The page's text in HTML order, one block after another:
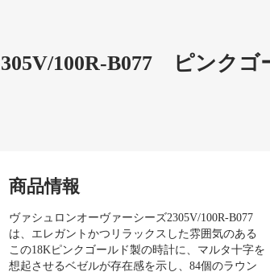
100R-B077 ピンクゴ
商品情報
ヴァシュロンオーヴァーシーズ2305V/100R-B077
は、エレガントかつリラックスした雰囲気のある
この18Kピンクゴールド製の時計に、マルタ十字を
想起させるベゼルが存在感を示し、84個のラウン